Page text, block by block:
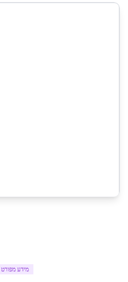
מידע מפורט